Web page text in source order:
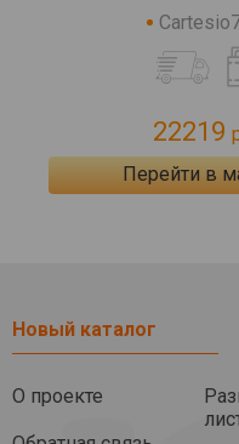
22219
Перейти в
Новый каталог
О проекте